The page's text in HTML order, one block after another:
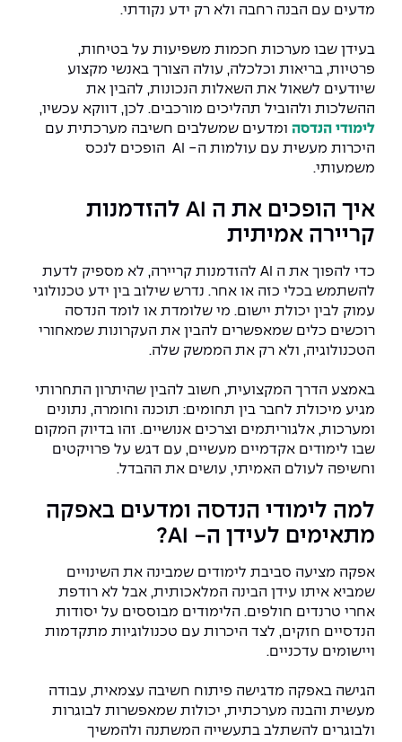
מדעים עם הבנה רחבה ולא רק ידע נקודתי.
בעידן שבו מערכות חכמות משפיעות על בטיחות,
פרטיות, בריאות וכלכלה, עולה הצורך באנשי מקצוע
שיודעים לשאול את השאלות הנכונות, להבין את
ההשלכות ולהוביל תהליכים מורכבים. לכן, דווקא עכשיו,
לימודי הנדסה ומדעים שמשלבים חשיבה מערכתית עם
היכרות מעשית עם עולמות ה- AI הופכים לנכס
משמעותי.
איך הופכים את ה AI להזדמנות
קריירה אמיתית
כדי להפוך את ה AI להזדמנות קריירה, לא מספיק לדעת
להשתמש בכלי כזה או אחר. נדרש שילוב בין ידע טכנולוגי
עמוק לבין יכולת יישום. מי שלומדת או לומד הנדסה
רוכשים כלים שמאפשרים להבין את העקרונות שמאחורי
הטכנולוגיה, ולא רק את הממשק שלה.
באמצע הדרך המקצועית, חשוב להבין שהיתרון התחרותי
מגיע מיכולת לחבר בין תחומים: תוכנה וחומרה, נתונים
ומערכות, אלגוריתמים וצרכים אנושיים. זהו בדיוק המקום
שבו לימודים אקדמיים מעשיים, עם דגש על פרויקטים
וחשיפה לעולם האמיתי, עושים את ההבדל.
למה לימודי הנדסה ומדעים באפקה
מתאימים לעידן ה- AI?
אפקה מציעה סביבת לימודים שמבינה את השינויים
שמביא איתו עידן הבינה המלאכותית, אבל לא רודפת
אחרי טרנדים חולפים. הלימודים מבוססים על יסודות
הנדסיים חזקים, לצד היכרות עם טכנולוגיות מתקדמות
ויישומים עדכניים.
הגישה באפקה מדגישה פיתוח חשיבה עצמאית, עבודה
מעשית והבנה מערכתית, יכולות שמאפשרות לבוגרות
ולבוגרים להשתלב בתעשייה המשתנה ולהמשיך
קורס ניהול פרויקטים בשילוב AI
קורסים מקצועיים מותאמים לארגונים
לכל הקורסים
סמסטר ראשון בתיכון